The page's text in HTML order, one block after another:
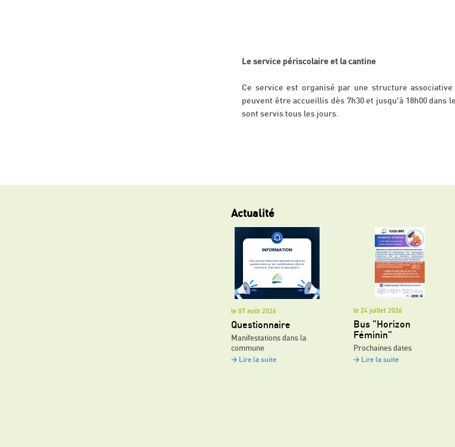
Le service périscolaire et la cantine
Ce service est organisé par une structure
peuvent être accueillis dès 7h30 et jusqu'à 18h00 dans
sont servis tous les jours.
Actualité
le 07 août 2026
Questionnaire
Manifestations dans la
commune
Lire la suite
le 24 juillet 2026
Bus "Horizon
Féminin"
Prochaines dates
Lire la suite